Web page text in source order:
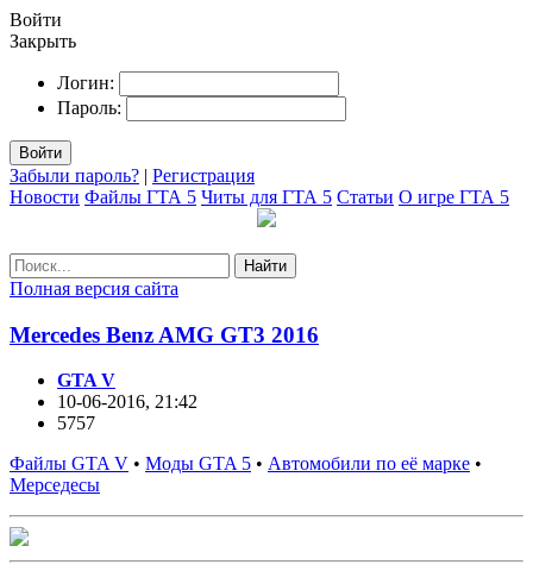
Войти
Закрыть
Логин:
Пароль:
Войти
Забыли пароль? | Регистрация
Новости Файлы ГТА 5 Читы для ГТА 5 Статьи О игре ГТА 5
Найти
Полная версия сайта
Mercedes Benz AMG GT3 2016
GTA V
10-06-2016, 21:42
5757
Файлы GTA V • Моды GTA 5 • Автомобили по её марке •
Мерседесы